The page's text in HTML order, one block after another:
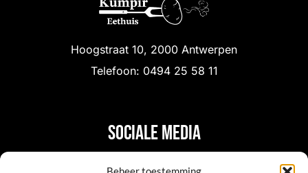
Hoogstraat 10, 2000 Antwerpen
Telefoon: 0494 25 58 11
Sociale media